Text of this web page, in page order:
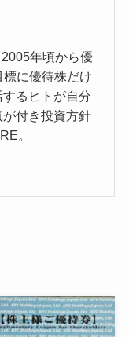
年頃から優
に優待株だけ
るヒトが自分
付き投資方針
。